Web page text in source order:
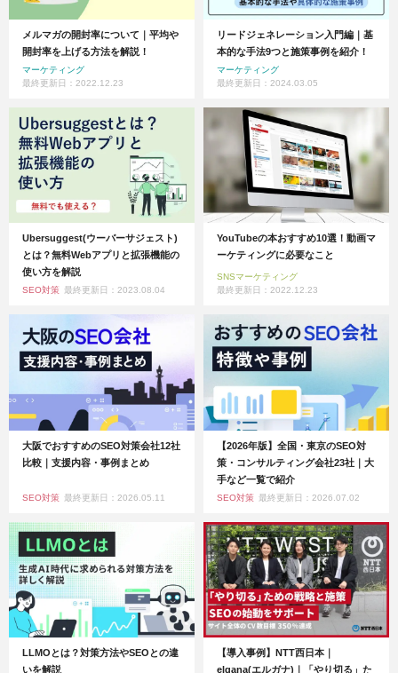
メルマガの開封率について｜平均や
開封率を上げる方法を解説！
マーケティング
最終更新日：2022.12.23
リードジェネレーション入門編｜基
本的な手法9つと施策事例を紹介！
マーケティング
最終更新日：2024.03.05
Ubersuggest(ウーバーサジェスト)
とは？無料Webアプリと拡張機能の
使い方を解説
SEO対策 最終更新日：2023.08.04
YouTubeの本おすすめ10選！動画マ
ーケティングに必要なこと
SNSマーケティング
最終更新日：2022.12.23
大阪でおすすめのSEO対策会社12社
比較｜支援内容・事例まとめ
SEO対策 最終更新日：2026.05.11
【2026年版】全国・東京のSEO対
策・コンサルティング会社23社｜大
手など一覧で紹介
SEO対策 最終更新日：2026.07.02
LLMOとは？対策方法やSEOとの違
いを解説
【導入事例】NTT西日本｜
elgana(エルガナ)｜「やり切る」た